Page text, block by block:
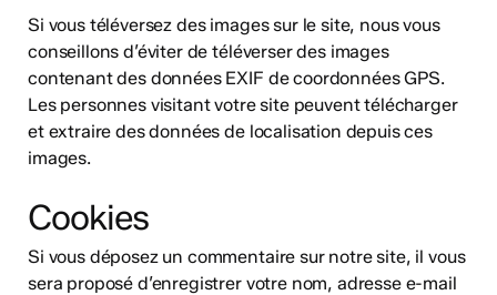
Si vous téléversez des images sur le site, nous vous
conseillons d’éviter de téléverser des images
contenant des données EXIF de coordonnées GPS.
Les personnes visitant votre site peuvent télécharger
et extraire des données de localisation depuis ces
images.
Cookies
Si vous déposez un commentaire sur notre site, il vous
sera proposé d’enregistrer votre nom, adresse e-mail